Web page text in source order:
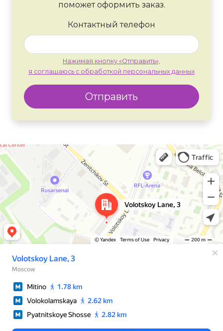
поможет оформить заказ.
Контактный телефон
Нажимая кнопку «Отправить»,
я соглашаюсь с обработкой персональных данных
Отправить
Москва
Яндекс Карты — транспорт, навигация, поиск мест